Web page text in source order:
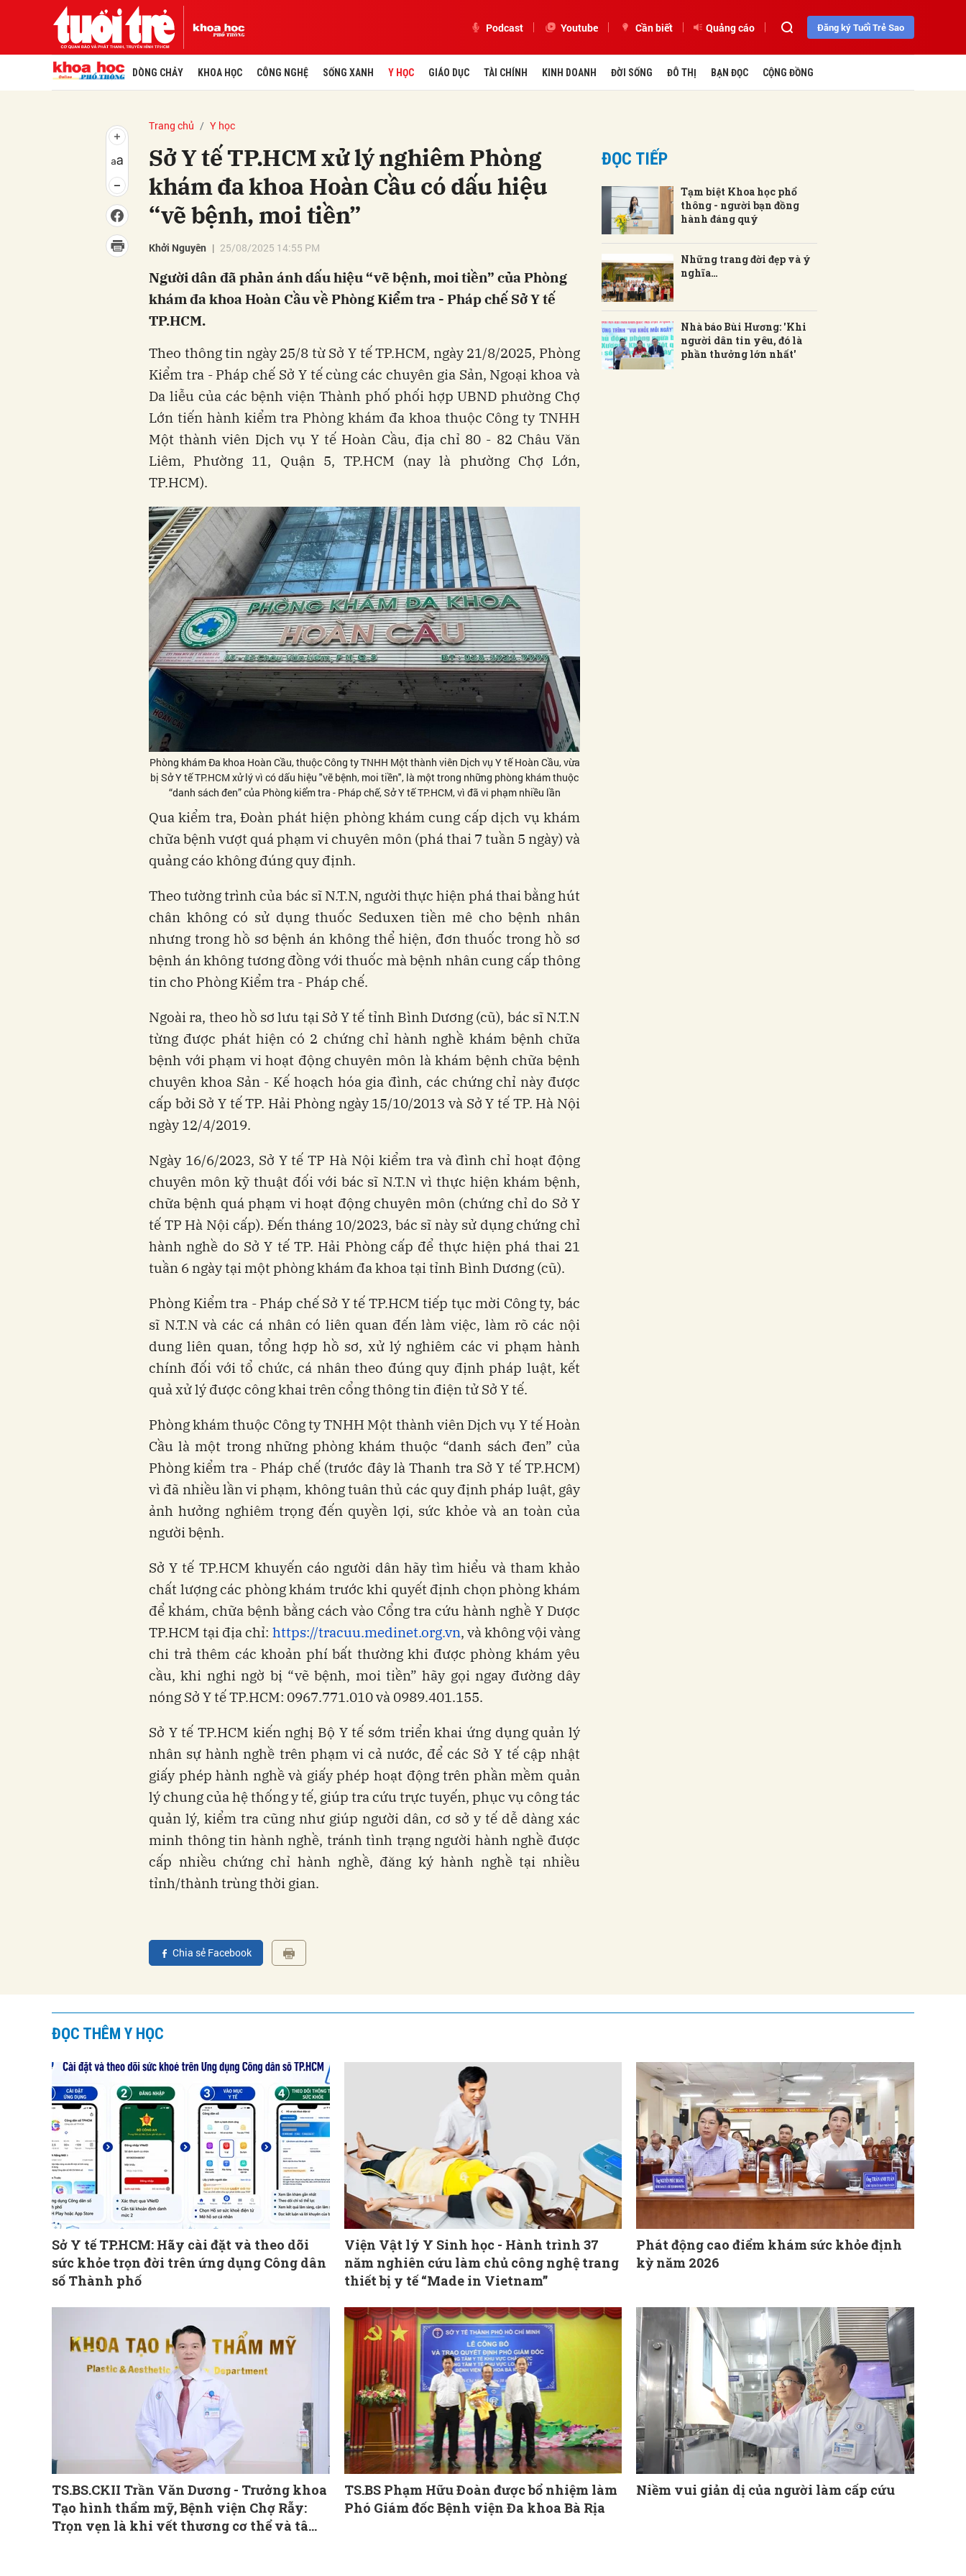
Podcast Youtube Cần biết Quảng cáo Đăng ký Tuổi Trẻ Sao
DÒNG CHẢY KHOA HỌC CÔNG NGHỆ SỐNG XANH Y HỌC GIÁO DỤC TÀI CHÍNH KINH DOANH ĐỜI SỐNG ĐÔ THỊ BẠN ĐỌC CỘNG ĐỒNG
Trang chủ Y học
Sở Y tế TP.HCM xử lý nghiêm Phòng
khám đa khoa Hoàn Cầu có dấu hiệu
“vẽ bệnh, moi tiền”
Khởi Nguyên 25/08/2025 14:55 PM
Người dân đã phản ánh dấu hiệu “vẽ bệnh, moi tiền” của Phòng
khám đa khoa Hoàn Cầu về Phòng Kiểm tra - Pháp chế Sở Y tế
TP.HCM.
Theo thông tin ngày 25/8 từ Sở Y tế TP.HCM, ngày 21/8/2025, Phòng
Kiểm tra - Pháp chế Sở Y tế cùng các chuyên gia Sản, Ngoại khoa và
Da liễu của các bệnh viện Thành phố phối hợp UBND phường Chợ
Lớn tiến hành kiểm tra Phòng khám đa khoa thuộc Công ty TNHH
Một thành viên Dịch vụ Y tế Hoàn Cầu, địa chỉ 80 - 82 Châu Văn
Liêm, Phường 11, Quận 5, TP.HCM (nay là phường Chợ Lớn,
TP.HCM).
Phòng khám Đa khoa Hoàn Cầu, thuộc Công ty TNHH Một thành viên Dịch vụ Y tế Hoàn Cầu, vừa
bị Sở Y tế TP.HCM xử lý vì có dấu hiệu "vẽ bệnh, moi tiền", là một trong những phòng khám thuộc
“danh sách đen” của Phòng kiểm tra - Pháp chế, Sở Y tế TP.HCM, vì đã vi phạm nhiều lần
Qua kiểm tra, Đoàn phát hiện phòng khám cung cấp dịch vụ khám
chữa bệnh vượt quá phạm vi chuyên môn (phá thai 7 tuần 5 ngày) và
quảng cáo không đúng quy định.
Theo tường trình của bác sĩ N.T.N, người thực hiện phá thai bằng hút
chân không có sử dụng thuốc Seduxen tiền mê cho bệnh nhân
nhưng trong hồ sơ bệnh án không thể hiện, đơn thuốc trong hồ sơ
bệnh án không tương đồng với thuốc mà bệnh nhân cung cấp thông
tin cho Phòng Kiểm tra - Pháp chế.
Ngoài ra, theo hồ sơ lưu tại Sở Y tế tỉnh Bình Dương (cũ), bác sĩ N.T.N
từng được phát hiện có 2 chứng chỉ hành nghề khám bệnh chữa
bệnh với phạm vi hoạt động chuyên môn là khám bệnh chữa bệnh
chuyên khoa Sản - Kế hoạch hóa gia đình, các chứng chỉ này được
cấp bởi Sở Y tế TP. Hải Phòng ngày 15/10/2013 và Sở Y tế TP. Hà Nội
ngày 12/4/2019.
Ngày 16/6/2023, Sở Y tế TP Hà Nội kiểm tra và đình chỉ hoạt động
chuyên môn kỹ thuật đối với bác sĩ N.T.N vì thực hiện khám bệnh,
chữa bệnh quá phạm vi hoạt động chuyên môn (chứng chỉ do Sở Y
tế TP Hà Nội cấp). Đến tháng 10/2023, bác sĩ này sử dụng chứng chỉ
hành nghề do Sở Y tế TP. Hải Phòng cấp để thực hiện phá thai 21
tuần 6 ngày tại một phòng khám đa khoa tại tỉnh Bình Dương (cũ).
Phòng Kiểm tra - Pháp chế Sở Y tế TP.HCM tiếp tục mời Công ty, bác
sĩ N.T.N và các cá nhân có liên quan đến làm việc, làm rõ các nội
dung liên quan, tổng hợp hồ sơ, xử lý nghiêm các vi phạm hành
chính đối với tổ chức, cá nhân theo đúng quy định pháp luật, kết
quả xử lý được công khai trên cổng thông tin điện tử Sở Y tế.
Phòng khám thuộc Công ty TNHH Một thành viên Dịch vụ Y tế Hoàn
Cầu là một trong những phòng khám thuộc “danh sách đen” của
Phòng kiểm tra - Pháp chế (trước đây là Thanh tra Sở Y tế TP.HCM)
vì đã nhiều lần vi phạm, không tuân thủ các quy định pháp luật, gây
ảnh hưởng nghiêm trọng đến quyền lợi, sức khỏe và an toàn của
người bệnh.
Sở Y tế TP.HCM khuyến cáo người dân hãy tìm hiểu và tham khảo
chất lượng các phòng khám trước khi quyết định chọn phòng khám
để khám, chữa bệnh bằng cách vào Cổng tra cứu hành nghề Y Dược
TP.HCM tại địa chỉ: https://tracuu.medinet.org.vn, và không vội vàng
chi trả thêm các khoản phí bất thường khi được phòng khám yêu
cầu, khi nghi ngờ bị “vẽ bệnh, moi tiền” hãy gọi ngay đường dây
nóng Sở Y tế TP.HCM: 0967.771.010 và 0989.401.155.
Sở Y tế TP.HCM kiến nghị Bộ Y tế sớm triển khai ứng dụng quản lý
nhân sự hành nghề trên phạm vi cả nước, để các Sở Y tế cập nhật
giấy phép hành nghề và giấy phép hoạt động trên phần mềm quản
lý chung của hệ thống y tế, giúp tra cứu trực tuyến, phục vụ công tác
quản lý, kiểm tra cũng như giúp người dân, cơ sở y tế dễ dàng xác
minh thông tin hành nghề, tránh tình trạng người hành nghề được
cấp nhiều chứng chỉ hành nghề, đăng ký hành nghề tại nhiều
tỉnh/thành trùng thời gian.
Chia sẻ Facebook
ĐỌC TIẾP
Tạm biệt Khoa học phổ
thông - người bạn đồng
hành đáng quý
Những trang đời đẹp và ý
nghĩa…
Nhà báo Bùi Hương: 'Khi
người dân tin yêu, đó là
phần thưởng lớn nhất'
ĐỌC THÊM Y HỌC
Sở Y tế TP.HCM: Hãy cài đặt và theo dõi
sức khỏe trọn đời trên ứng dụng Công dân
số Thành phố
Viện Vật lý Y Sinh học - Hành trình 37
năm nghiên cứu làm chủ công nghệ trang
thiết bị y tế “Made in Vietnam”
Phát động cao điểm khám sức khỏe định
kỳ năm 2026
TS.BS.CKII Trần Văn Dương - Trưởng khoa
Tạo hình thẩm mỹ, Bệnh viện Chợ Rẫy:
Trọn vẹn là khi vết thương cơ thể và tâm
TS.BS Phạm Hữu Đoàn được bổ nhiệm làm
Phó Giám đốc Bệnh viện Đa khoa Bà Rịa
Niềm vui giản dị của người làm cấp cứu